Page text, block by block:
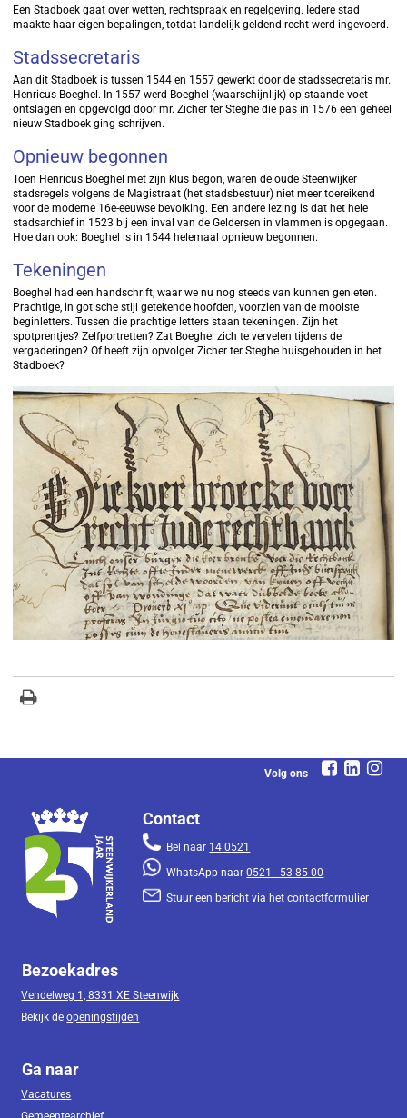
Een Stadboek gaat over wetten, rechtspraak en regelgeving. Iedere stad
maakte haar eigen bepalingen, totdat landelijk geldend recht werd ingevoerd.
Stadssecretaris
Aan dit Stadboek is tussen 1544 en 1557 gewerkt door de stadssecretaris mr.
Henricus Boeghel. In 1557 werd Boeghel (waarschijnlijk) op staande voet
ontslagen en opgevolgd door mr. Zicher ter Steghe die pas in 1576 een geheel
nieuw Stadboek ging schrijven.
Opnieuw begonnen
Toen Henricus Boeghel met zijn klus begon, waren de oude Steenwijker
stadsregels volgens de Magistraat (het stadsbestuur) niet meer toereikend
voor de moderne 16e-eeuwse bevolking. Een andere lezing is dat het hele
stadsarchief in 1523 bij een inval van de Geldersen in vlammen is opgegaan.
Hoe dan ook: Boeghel is in 1544 helemaal opnieuw begonnen.
Tekeningen
Boeghel had een handschrift, waar we nu nog steeds van kunnen genieten.
Prachtige, in gotische stijl getekende hoofden, voorzien van de mooiste
beginletters. Tussen die prachtige letters staan tekeningen. Zijn het
spotprentjes? Zelfportretten? Zat Boeghel zich te vervelen tijdens de
vergaderingen? Of heeft zijn opvolger Zicher ter Steghe huisgehouden in het
Stadboek?
Volg ons
Contact
Bel naar 14 0521
WhatsApp naar0521 - 53 85 00
Stuur een bericht via hetcontactformulier
Bezoekadres
Vendelweg 1, 8331 XE Steenwijk
Bekijk deopeningstijden
Ga naar
Vacatures